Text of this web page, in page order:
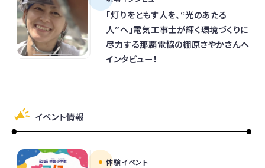
「灯りをともす人を、“光のあたる
人”へ」電気工事士が輝く環境づくりに
尽力する那覇電協の棚原さやかさんへ
インタビュー！
イベント情報
体験イベント